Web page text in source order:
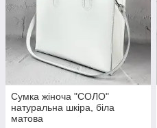
Сумка жіноча "СОЛО"
натуральна шкіра, біла
матова